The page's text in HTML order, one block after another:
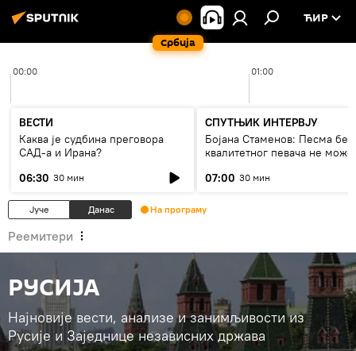
Србија
ЋИР
00:00 01:00
ВЕСТИ
Каква је судбина преговора
САД-а и Ирана?
06:30 30 мин
СПУТЊИК ИНТЕРВЈУ
Бојана Стаменов: Песма без
квалитетног певача не може
07:00 30 мин
Јуче Данас На програму
Реемитери
РУСИЈА
Најновије вести, анализе и занимљивости из
Русије и Заједнице независних држава